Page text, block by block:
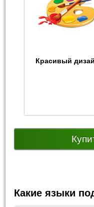
Красивый
Какие языки